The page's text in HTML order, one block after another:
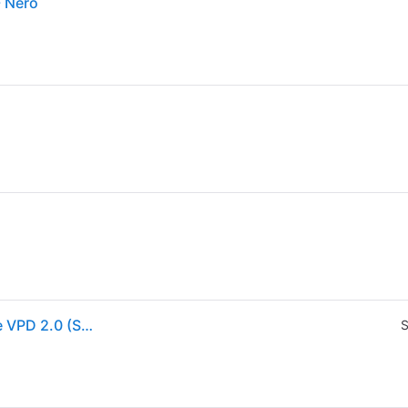
Poc, Unisex, Giacca da ciclismo, Colonna vertebrale VPD 2.0 (S, XS), Nero, XS, S